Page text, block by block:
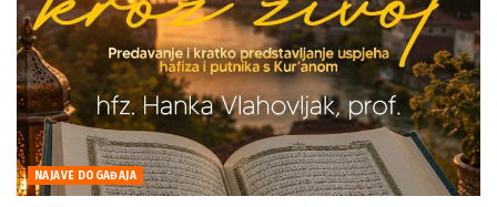
NAJAVE DOGAĐAJA